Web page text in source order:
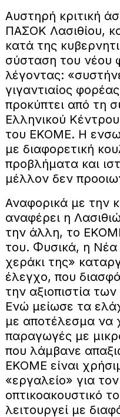
Αυστηρή κριτική
ΠΑΣΟΚ Λασιθίου,
κατά της
σύσταση του νέου
λέγοντας:
γιγαντιαίος
προκύπτει από τη
Ελληνικού
του ΕΚΟΜΕ. Η
με διαφορετική
προβλήματα και
μέλλον δεν
Αναφορικά με την
αναφέρει η
την άλλη, το
του. Φυσικά, η Νέα
χεράκι της»
έλεγχο, που
την αξιοπιστία
Ενώ μείωσε τα
με αποτέλεσμα να
παραγωγές με
που λάμβανε
ΕΚΟΜΕ είναι
«εργαλείο» για
οπτικοακουστικό
λειτουργεί με